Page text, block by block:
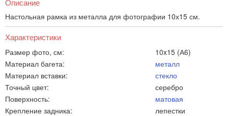
Настольная рамка из металла для фотографии 10х15 см.
Характеристики
Размер фото, см:
10x15 (А6)
Материал багета:
металл
Материал вставки:
стекло
Точный цвет:
серебро
Поверхность:
матовая
Крепление задника:
лепестки